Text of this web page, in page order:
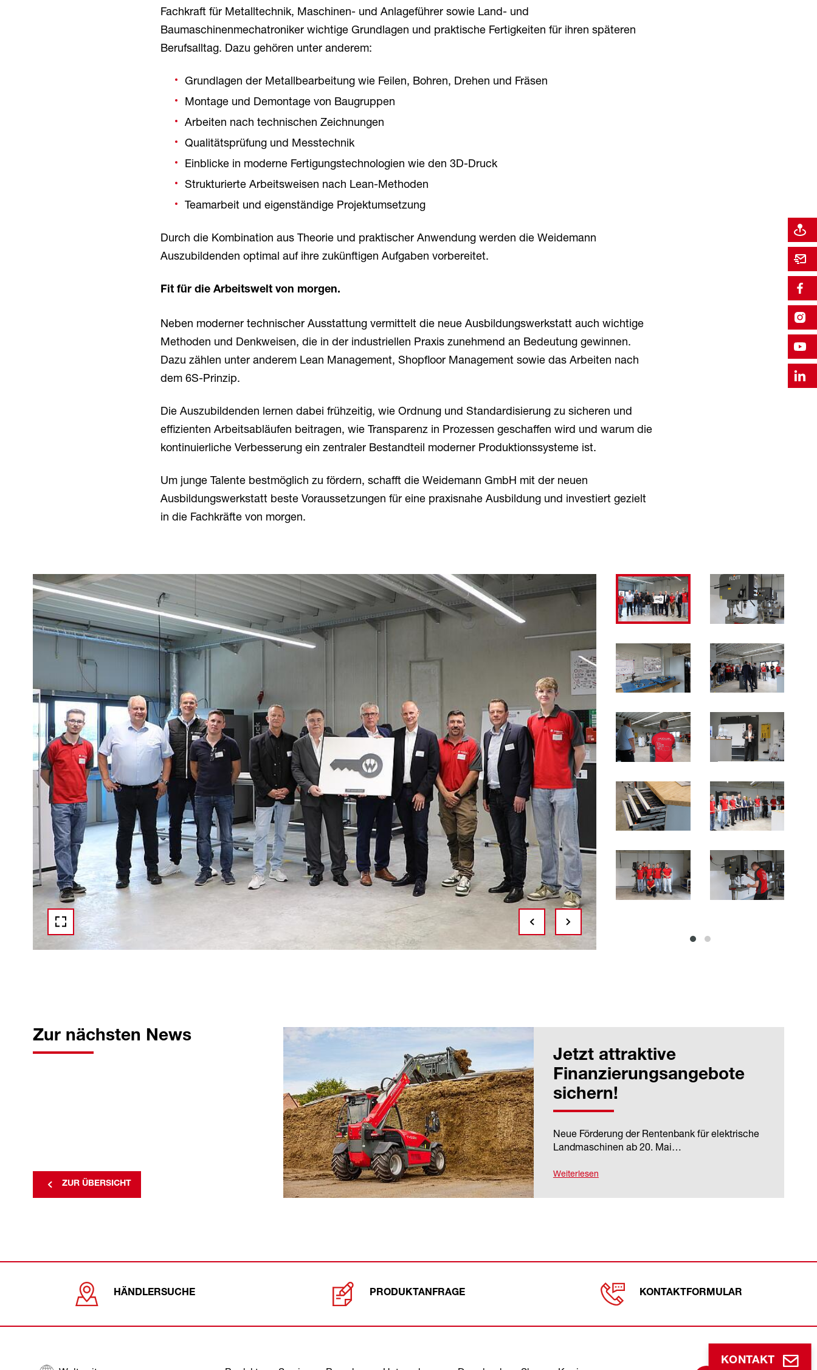
Fachkraft für Metalltechnik, Maschinen- und Anlageführer sowie Land- und
Baumaschinenmechatroniker wichtige Grundlagen und praktische Fertigkeiten für ihren späteren
Berufsalltag. Dazu gehören unter anderem:
Grundlagen der Metallbearbeitung wie Feilen, Bohren, Drehen und Fräsen
Montage und Demontage von Baugruppen
Arbeiten nach technischen Zeichnungen
Qualitätsprüfung und Messtechnik
Einblicke in moderne Fertigungstechnologien wie den 3D-Druck
Strukturierte Arbeitsweisen nach Lean-Methoden
Teamarbeit und eigenständige Projektumsetzung
Durch die Kombination aus Theorie und praktischer Anwendung werden die Weidemann
Auszubildenden optimal auf ihre zukünftigen Aufgaben vorbereitet.
Fit für die Arbeitswelt von morgen.
Neben moderner technischer Ausstattung vermittelt die neue Ausbildungswerkstatt auch wichtige
Methoden und Denkweisen, die in der industriellen Praxis zunehmend an Bedeutung gewinnen.
Dazu zählen unter anderem Lean Management, Shopfloor Management sowie das Arbeiten nach
dem 6S-Prinzip.
Die Auszubildenden lernen dabei frühzeitig, wie Ordnung und Standardisierung zu sicheren und
effizienten Arbeitsabläufen beitragen, wie Transparenz in Prozessen geschaffen wird und warum die
kontinuierliche Verbesserung ein zentraler Bestandteil moderner Produktionssysteme ist.
Um junge Talente bestmöglich zu fördern, schafft die Weidemann GmbH mit der neuen
Ausbildungswerkstatt beste Voraussetzungen für eine praxisnahe Ausbildung und investiert gezielt
in die Fachkräfte von morgen.
Zur nächsten News
Jetzt attraktive
Finanzierungsangebote
sichern!
Neue Förderung der Rentenbank für elektrische
Landmaschinen ab 20. Mai…
Weiterlesen
ZUR ÜBERSICHT
KONTAKT
HÄNDLERSUCHE PRODUKTANFRAGE KONTAKTFORMULAR
Follow us